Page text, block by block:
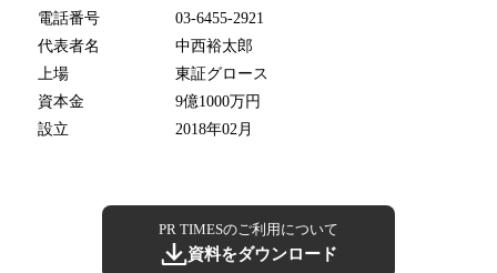
電話番号
03-6455-2921
代表者名
中西裕太郎
上場
東証グロース
資本金
9億1000万円
設立
2018年02月
PR TIMESのご利用について
資料をダウンロード